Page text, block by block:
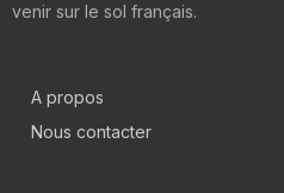
venir sur le sol français.
A propos
Nous contacter